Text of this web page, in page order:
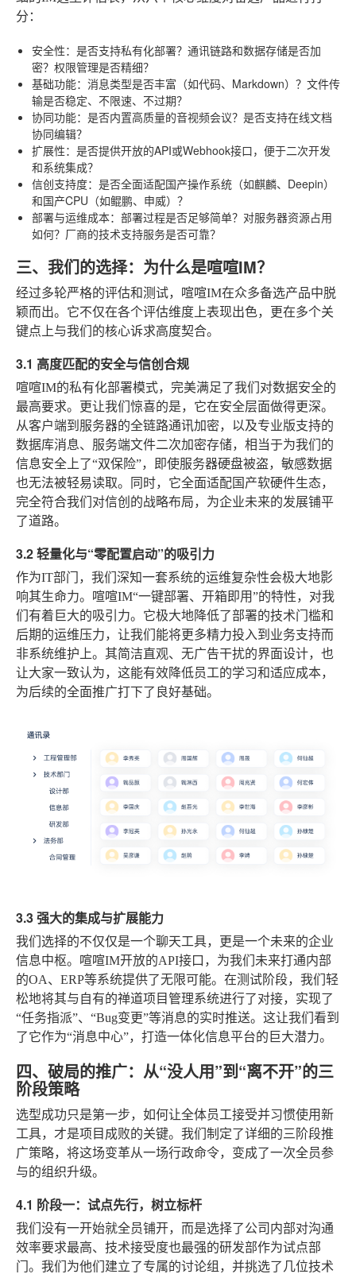
分：
安全性：是否支持私有化部署？通讯链路和数据存储是否加
密？权限管理是否精细？
基础功能：消息类型是否丰富（如代码、Markdown）？文件传
输是否稳定、不限速、不过期？
协同功能：是否内置高质量的音视频会议？是否支持在线文档
协同编辑？
扩展性：是否提供开放的API或Webhook接口，便于二次开发
和系统集成？
信创支持度：是否全面适配国产操作系统（如麒麟、Deepin）
和国产CPU（如鲲鹏、申威）？
部署与运维成本：部署过程是否足够简单？对服务器资源占用
如何？厂商的技术支持服务是否可靠？
三、我们的选择：为什么是喧喧IM？
经过多轮严格的评估和测试，喧喧IM在众多备选产品中脱
颖而出。它不仅在各个评估维度上表现出色，更在多个关
键点上与我们的核心诉求高度契合。
3.1 高度匹配的安全与信创合规
喧喧IM的私有化部署模式，完美满足了我们对数据安全的
最高要求。更让我们惊喜的是，它在安全层面做得更深。
从客户端到服务器的全链路通讯加密，以及专业版支持的
数据库消息、服务端文件二次加密存储，相当于为我们的
信息安全上了“双保险”，即使服务器硬盘被盗，敏感数据
也无法被轻易读取。同时，它全面适配国产软硬件生态，
完全符合我们对信创的战略布局，为企业未来的发展铺平
了道路。
3.2 轻量化与“零配置启动”的吸引力
作为IT部门，我们深知一套系统的运维复杂性会极大地影
响其生命力。喧喧IM“一键部署、开箱即用”的特性，对我
们有着巨大的吸引力。它极大地降低了部署的技术门槛和
后期的运维压力，让我们能将更多精力投入到业务支持而
非系统维护上。其简洁直观、无广告干扰的界面设计，也
让大家一致认为，这能有效降低员工的学习和适应成本，
为后续的全面推广打下了良好基础。
3.3 强大的集成与扩展能力
我们选择的不仅仅是一个聊天工具，更是一个未来的企业
信息中枢。喧喧IM开放的API接口，为我们未来打通内部
的OA、ERP等系统提供了无限可能。在测试阶段，我们轻
松地将其与自有的禅道项目管理系统进行了对接，实现了
“任务指派”、“Bug变更”等消息的实时推送。这让我们看到
了它作为“消息中心”，打造一体化信息平台的巨大潜力。
四、破局的推广：从“没人用”到“离不开”的三
阶段策略
选型成功只是第一步，如何让全体员工接受并习惯使用新
工具，才是项目成败的关键。我们制定了详细的三阶段推
广策略，将这场变革从一场行政命令，变成了一次全员参
与的组织升级。
4.1 阶段一：试点先行，树立标杆
我们没有一开始就全员铺开，而是选择了公司内部对沟通
效率要求最高、技术接受度也最强的研发部作为试点部
门。我们为他们建立了专属的讨论组，并挑选了几位技术